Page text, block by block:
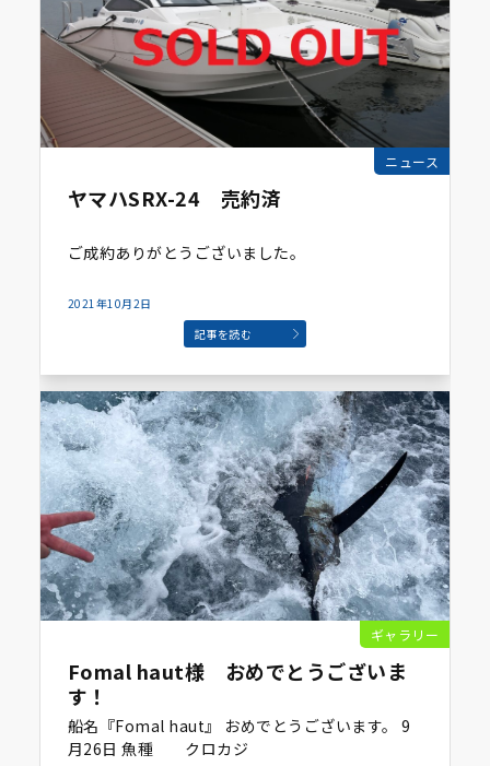
ニュース
ヤマハSRX-24 売約済
ご成約ありがとうございました。
2021年10月2日
記事を読む
ギャラリー
Fomal haut様 おめでとうございま
す！
船名『Fomal haut』 おめでとうございます。 9
月26日 魚種 クロカジ